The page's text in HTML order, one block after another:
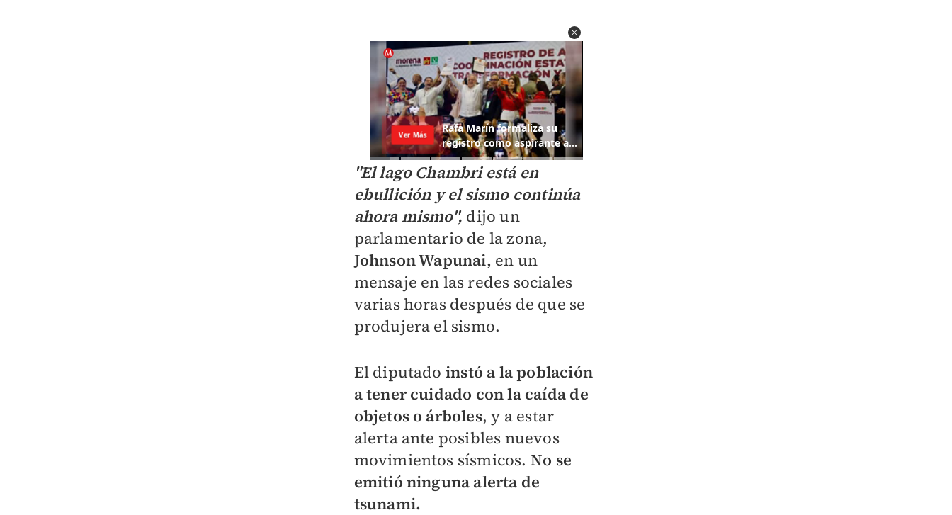
"El lago Chambri está en
ebullición y el sismo continúa
ahora mismo", dijo un
parlamentario de la zona,
Johnson Wapunai, en un
mensaje en las redes sociales
varias horas después de que se
produjera el sismo.
El diputado instó a la población
a tener cuidado con la caída de
objetos o árboles, y a estar
alerta ante posibles nuevos
movimientos sísmicos. No se
emitió ninguna alerta de
tsunami.